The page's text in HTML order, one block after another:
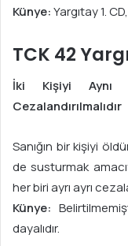
Künye:Yargıtay 1.
TCK 42
İki Kişiyi Aynı
Cezalandırılmalıdır
Sanığın bir kişiyi
de susturmak
her biri ayrı ayrı
Künye:
dayalıdır.